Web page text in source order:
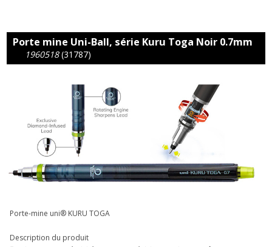
Porte mine Uni-Ball, série Kuru Toga Noir 0.7mm
1960518 (31787)
Porte-mine uni® KURU TOGA
Description du produit